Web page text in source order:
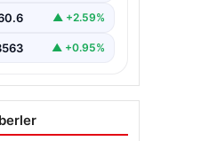
sağlaması ciddi
▲ +2.59%
▲ +0.95%